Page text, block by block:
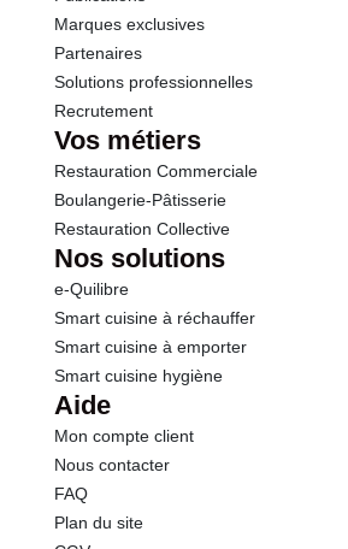
Marques exclusives
Partenaires
Solutions professionnelles
Recrutement
Vos métiers
Restauration Commerciale
Boulangerie-Pâtisserie
Restauration Collective
Nos solutions
e-Quilibre
Smart cuisine à réchauffer
Smart cuisine à emporter
Smart cuisine hygiène
Aide
Mon compte client
Nous contacter
FAQ
Plan du site